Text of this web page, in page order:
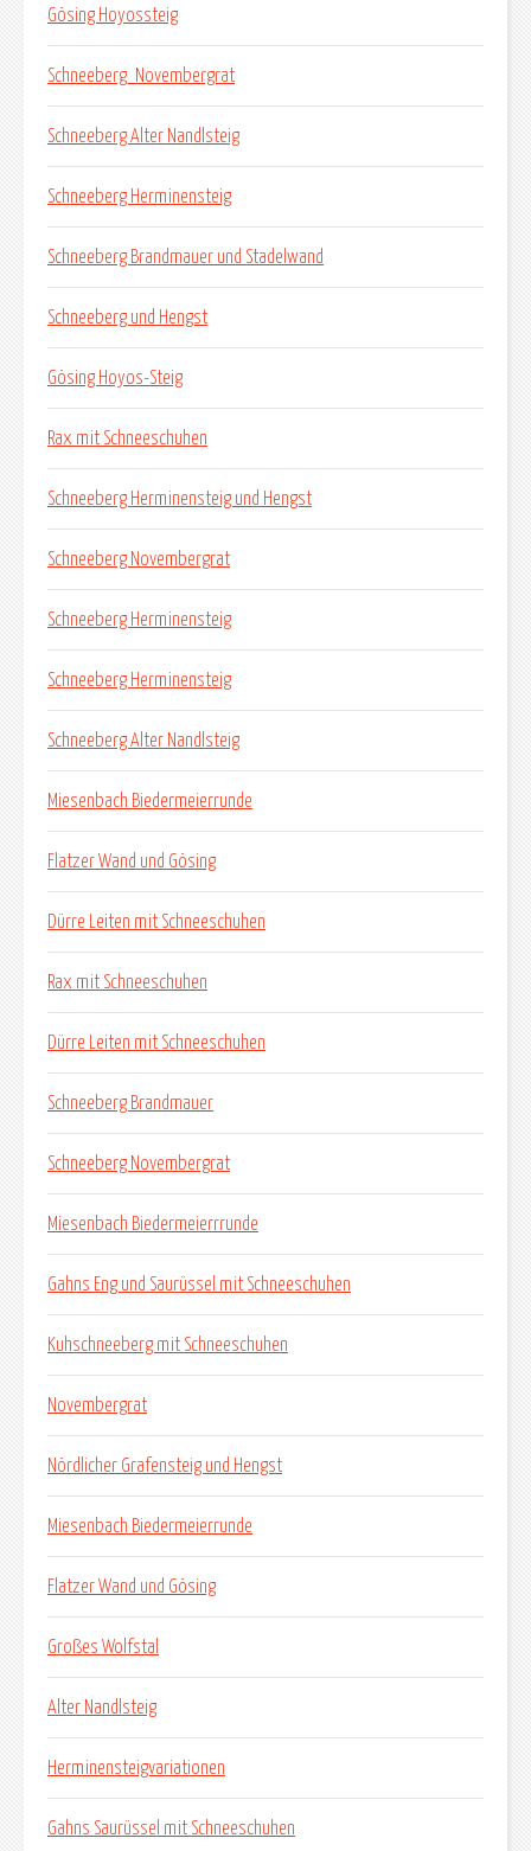
Gösing Hoyossteig
Schneeberg_Novembergrat
Schneeberg Alter Nandlsteig
Schneeberg Herminensteig
Schneeberg Brandmauer und Stadelwand
Schneeberg und Hengst
Gösing Hoyos-Steig
Rax mit Schneeschuhen
Schneeberg Herminensteig und Hengst
Schneeberg Novembergrat
Schneeberg Herminensteig
Schneeberg Herminensteig
Schneeberg Alter Nandlsteig
Miesenbach Biedermeierrunde
Flatzer Wand und Gösing
Dürre Leiten mit Schneeschuhen
Rax mit Schneeschuhen
Dürre Leiten mit Schneeschuhen
Schneeberg Brandmauer
Schneeberg Novembergrat
Miesenbach Biedermeierrrunde
Gahns Eng und Saurüssel mit Schneeschuhen
Kuhschneeberg mit Schneeschuhen
Novembergrat
Nördlicher Grafensteig und Hengst
Miesenbach Biedermeierrunde
Flatzer Wand und Gösing
Großes Wolfstal
Alter Nandlsteig
Herminensteigvariationen
Gahns Saurüssel mit Schneeschuhen